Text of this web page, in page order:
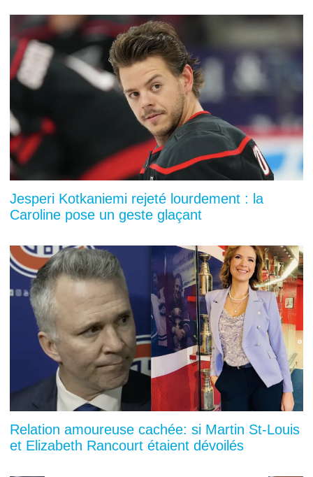
Jesperi Kotkaniemi rejeté lourdement : la
Caroline pose un geste glaçant
Relation amoureuse cachée: si Martin St-Louis
et Elizabeth Rancourt étaient dévoilés